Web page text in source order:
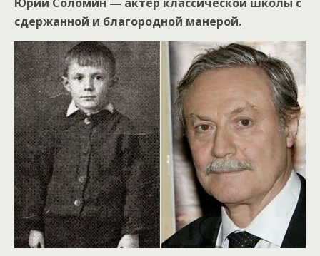
Юрий Соломин — актёр классической школы с
сдержанной и благородной манерой.